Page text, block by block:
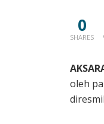
0
SHARES
oleh